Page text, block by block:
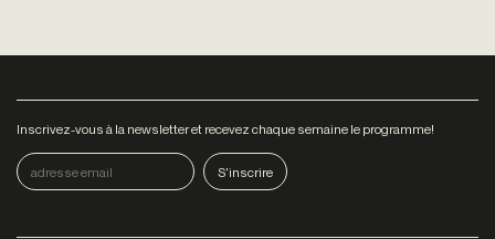
Inscrivez-vous à la newsletter et recevez chaque semaine le programme!